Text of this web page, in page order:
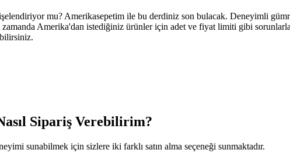
mu? Amerikasepetim ile bu derdiniz son bulacak. Deneyimli
zamanda Amerika'dan istediğiniz ürünler için adet ve fiyat limiti gibi
Sipariş Verebilirim?
sunabilmek için sizlere iki farklı satın alma seçeneği sunmaktadır.